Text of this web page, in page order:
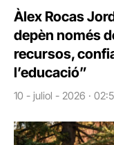
Àlex Rocas
depèn només
recursos,
l’educació”
10 - juliol - 2026 ·